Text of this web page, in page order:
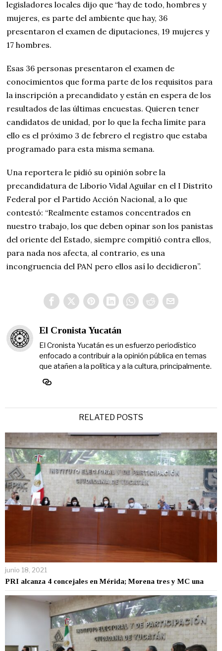
legisladores locales dijo que “hay de todo, hombres y
mujeres, es parte del ambiente que hay, 36
presentaron el examen de diputaciones, 19 mujeres y
17 hombres.
Esas 36 personas presentaron el examen de
conocimientos que forma parte de los requisitos para
la inscripción a precandidato y están en espera de los
resultados de las últimas encuestas. Quieren tener
candidatos de unidad, por lo que la fecha límite para
ello es el próximo 3 de febrero el registro que estaba
programado para esta misma semana.
Una reportera le pidió su opinión sobre la
precandidatura de Liborio Vidal Aguilar en el I Distrito
Federal por el Partido Acción Nacional, a lo que
contestó: “Realmente estamos concentrados en
nuestro trabajo, los que deben opinar son los panistas
del oriente del Estado, siempre compitió contra ellos,
para nada nos afecta, al contrario, es una
incongruencia del PAN pero ellos así lo decidieron”.
El Cronista Yucatán
El Cronista Yucatán es un esfuerzo periodístico
enfocado a contribuir a la opinión pública en temas
que atañen a la política y a la cultura, principalmente.
RELATED POSTS
junio 18, 2021
PRI alcanza 4 concejales en Mérida; Morena tres y MC una